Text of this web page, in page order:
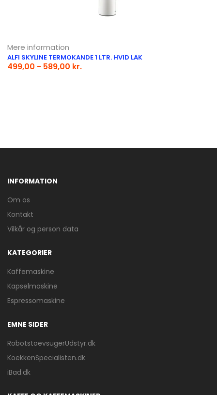
Mere information
ALFI SKYLINE TERMOKANDE 1 LTR. HVID LAK
499,00 - 589,00 kr.
INFORMATION
Om os
Kontakt
Vilkår og person data
KATEGORIER
Kaffemaskine
Kapselmaskine
Espressomaskine
EMNE SIDER
RobotstoevsugerUdstyr.dk
KoekkenSpecialisten.dk
iBad.dk